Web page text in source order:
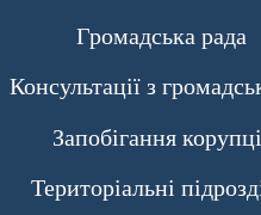
Громадська рада
Консультації з
Запобігання
Територіальні